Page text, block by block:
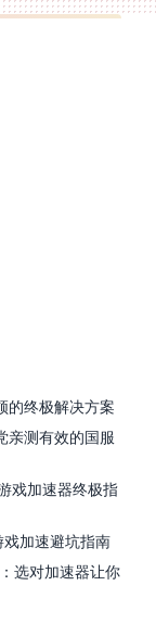
的终极解决方案
亲测有效的国服
戏加速器终极指
加速避坑指南
选对加速器让你